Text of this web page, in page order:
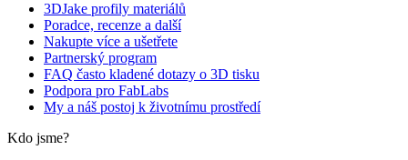
3DJake profily materiálů
Poradce, recenze a další
Nakupte více a ušetřete
Partnerský program
FAQ často kladené dotazy o 3D tisku
Podpora pro FabLabs
My a náš postoj k životnímu prostředí
Kdo jsme?